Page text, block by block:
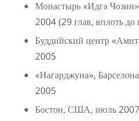
Монастырь «Идга
2004 (29 глав, вплоть до
Буддийский центр
2005
«Нагарджуна»,
2005
Бостон, США, июль 2007